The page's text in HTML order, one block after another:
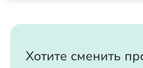
Хотите сменить